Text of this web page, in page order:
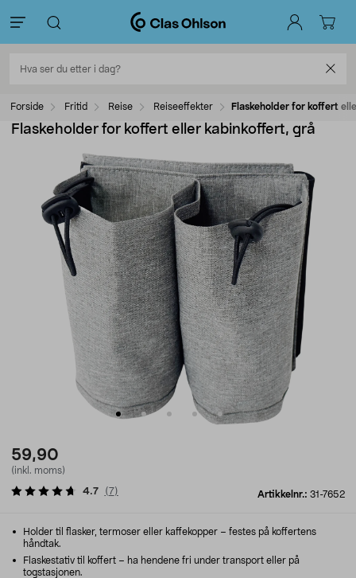
Forside Fritid Reise Reiseeffekter Flaskeholder for koffert
Flaskeholder for koffert eller kabinkoffert, grå
59,90
(inkl. moms)
Artikkelnr.: 31-7652
4.7 (7)
Holder til flasker, termoser eller kaffekopper – festes på koffertens
håndtak.
Flaskestativ til koffert – ha hendene fri under transport eller på
togstasjonen.